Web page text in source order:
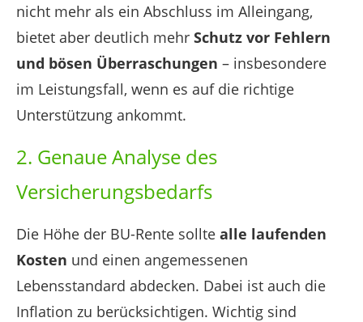
nicht mehr als ein Abschluss im Alleingang,
bietet aber deutlich mehr Schutz vor Fehlern
und bösen Überraschungen – insbesondere
im Leistungsfall, wenn es auf die richtige
Unterstützung ankommt.
2. Genaue Analyse des
Versicherungsbedarfs
Die Höhe der BU-Rente sollte alle laufenden
Kosten und einen angemessenen
Lebensstandard abdecken. Dabei ist auch die
Inflation zu berücksichtigen. Wichtig sind